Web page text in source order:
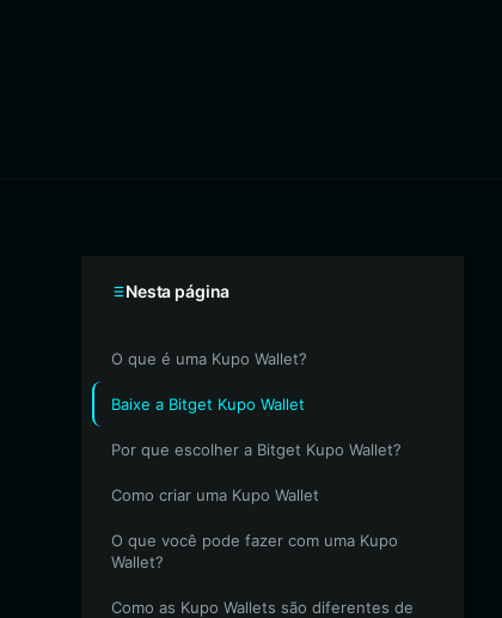
Nesta página
O que é uma Kupo Wallet?
Baixe a Bitget Kupo Wallet
Por que escolher a Bitget Kupo Wallet?
Como criar uma Kupo Wallet
O que você pode fazer com uma Kupo
Wallet?
Como as Kupo Wallets são diferentes de